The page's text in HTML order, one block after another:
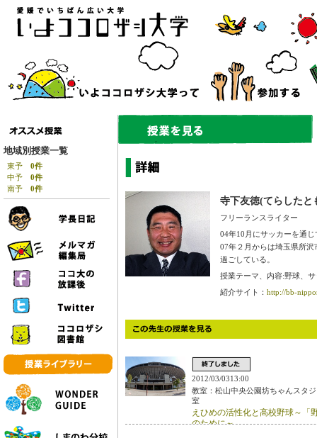
地域別授業一覧
東予 0件
中予 0件
南予 0件
寺下友徳(てらしたと
フリーランスライター
04年10月にサッカーを通
07年２月からは埼玉県所
過ごしている。
授業テーマ、内容:野球、
紹介サイト： http://bb-
2012/03/0313:00
教室：松山中央公園坊ちゃんスタ
室
えひめの活性化と高校野球～「
のために～